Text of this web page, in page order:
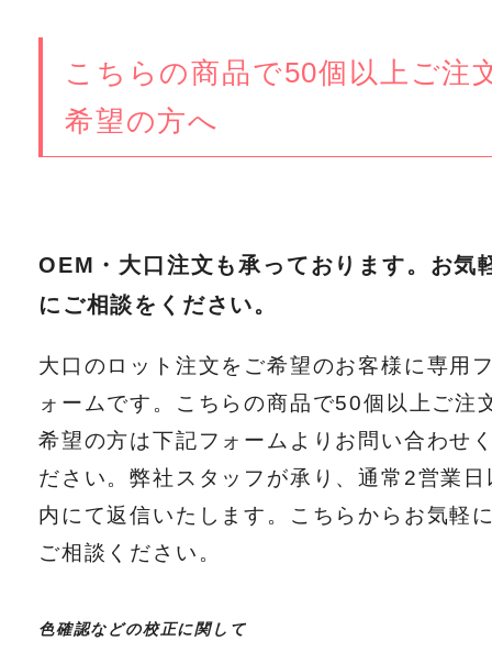
こちらの商品で50個以上ご注
希望の方へ
OEM・大口注文も承っております。お気
にご相談をください。
大口のロット注文をご希望のお客様に専用
ォームです。こちらの商品で50個以上ご注
希望の方は下記フォームよりお問い合わせ
ださい。弊社スタッフが承り、通常2営業日
内にて返信いたします。こちらからお気軽
ご相談ください。
色確認などの校正に関して